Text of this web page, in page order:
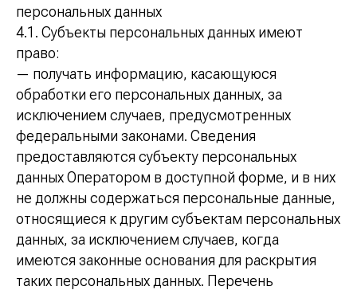
персональных данных
4.1. Субъекты персональных данных имеют
право:
— получать информацию, касающуюся
обработки его персональных данных, за
исключением случаев, предусмотренных
федеральными законами. Сведения
предоставляются субъекту персональных
данных Оператором в доступной форме, и в них
не должны содержаться персональные данные,
относящиеся к другим субъектам персональных
данных, за исключением случаев, когда
имеются законные основания для раскрытия
таких персональных данных. Перечень